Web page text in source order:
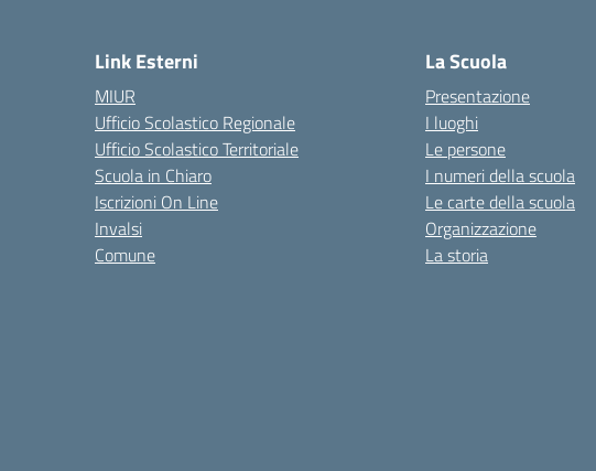
Link Esterni
MIUR
Ufficio Scolastico Regionale
Ufficio Scolastico Territoriale
Scuola in Chiaro
Iscrizioni On Line
Invalsi
Comune
La Scuola
Presentazione
I luoghi
Le persone
I numeri della scuola
Le carte della scuola
Organizzazione
La storia